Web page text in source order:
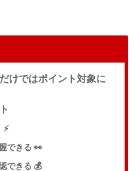
けではポイント対象に
できる 👀
できる 💰